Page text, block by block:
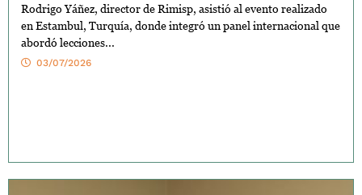
Rodrigo Yáñez, director de Rimisp, asistió al evento realizado
en Estambul, Turquía, donde integró un panel internacional que
abordó lecciones...
03/07/2026